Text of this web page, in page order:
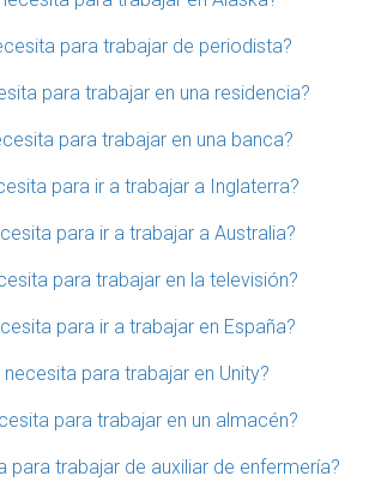
para trabajar de periodista?
para trabajar en una residencia?
para trabajar en una banca?
para ir a trabajar a Inglaterra?
para ir a trabajar a Australia?
para trabajar en la televisión?
para ir a trabajar en España?
necesita para trabajar en Unity?
para trabajar en un almacén?
para trabajar de auxiliar de enfermería?